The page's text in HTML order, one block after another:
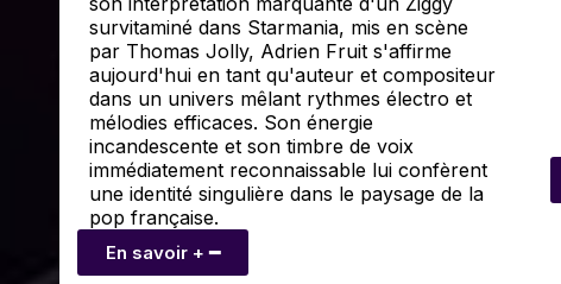
survitaminé dans Starmania, mis en scène
par Thomas Jolly, Adrien Fruit s'affirme
aujourd'hui en tant qu'auteur et compositeur
dans un univers mêlant rythmes électro et
mélodies efficaces. Son énergie
incandescente et son timbre de voix
immédiatement reconnaissable lui confèrent
une identité singulière dans le paysage de la
pop française.
En savoir + ━